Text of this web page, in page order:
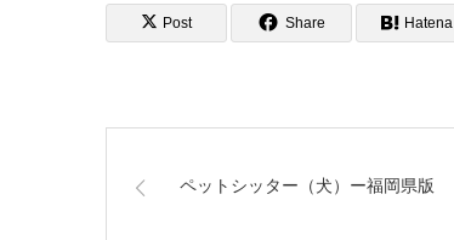
Post Share Hatena
ペットシッター（犬）ー福岡県版